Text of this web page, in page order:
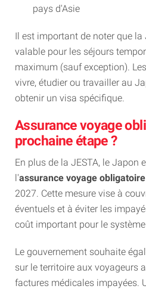
pays d'Asie
Il est important de noter que la
valable pour les séjours
maximum (sauf exception).
vivre, étudier ou travailler au
obtenir un visa spécifique.
Assurance voyage
prochaine étape ?
En plus de la JESTA, le Japon
l'assurance voyage obligatoire
2027. Cette mesure vise à
éventuels et à éviter les
coût important pour le
Le gouvernement souhaite
sur le territoire aux voyageurs
factures médicales impayées.